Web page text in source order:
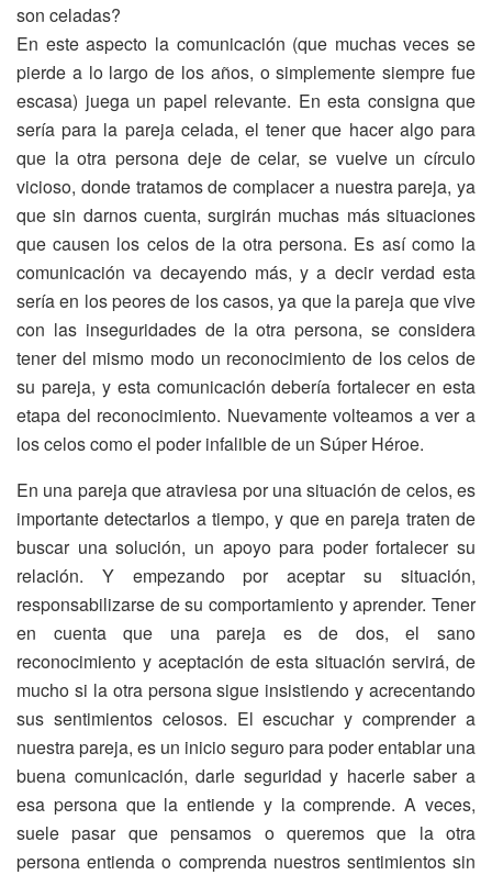
son celadas?
En este aspecto la comunicación (que muchas veces se
pierde a lo largo de los años, o simplemente siempre fue
escasa) juega un papel relevante. En esta consigna que
sería para la pareja celada, el tener que hacer algo para
que la otra persona deje de celar, se vuelve un círculo
vicioso, donde tratamos de complacer a nuestra pareja, ya
que sin darnos cuenta, surgirán muchas más situaciones
que causen los celos de la otra persona. Es así como la
comunicación va decayendo más, y a decir verdad esta
sería en los peores de los casos, ya que la pareja que vive
con las inseguridades de la otra persona, se considera
tener del mismo modo un reconocimiento de los celos de
su pareja, y esta comunicación debería fortalecer en esta
etapa del reconocimiento. Nuevamente volteamos a ver a
los celos como el poder infalible de un Súper Héroe.
En una pareja que atraviesa por una situación de celos, es
importante detectarlos a tiempo, y que en pareja traten de
buscar una solución, un apoyo para poder fortalecer su
relación. Y empezando por aceptar su situación,
responsabilizarse de su comportamiento y aprender. Tener
en cuenta que una pareja es de dos, el sano
reconocimiento y aceptación de esta situación servirá, de
mucho si la otra persona sigue insistiendo y acrecentando
sus sentimientos celosos. El escuchar y comprender a
nuestra pareja, es un inicio seguro para poder entablar una
buena comunicación, darle seguridad y hacerle saber a
esa persona que la entiende y la comprende. A veces,
suele pasar que pensamos o queremos que la otra
persona entienda o comprenda nuestros sentimientos sin